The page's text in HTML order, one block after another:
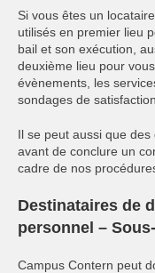
Si vous êtes un
utilisés en premier lieu
bail et son exécution,
deuxième lieu pour
évènements, les
sondages de satisfaction.
Il se peut aussi que
avant de conclure un
cadre de nos
Destinataires de
personnel –
Campus Contern peut